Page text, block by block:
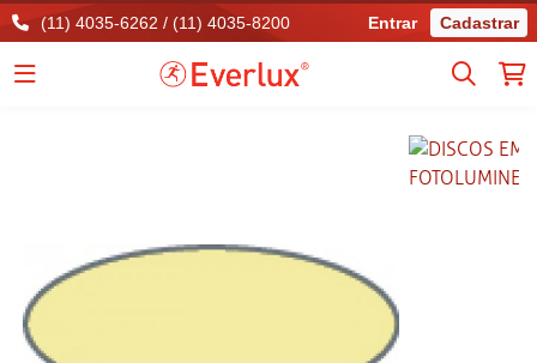
(11) 4035-6262 / (11) 4035-8200 Entrar Cadastrar